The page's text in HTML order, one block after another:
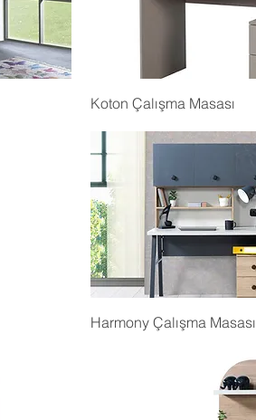
Koton Çalışma Masası
Harmony Çalışma Masası